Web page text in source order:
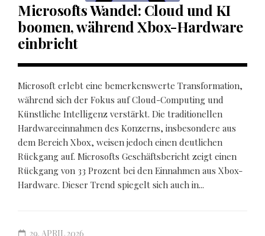
Microsofts Wandel: Cloud und KI
boomen, während Xbox-Hardware
einbricht
Microsoft erlebt eine bemerkenswerte Transformation,
während sich der Fokus auf Cloud-Computing und
Künstliche Intelligenz verstärkt. Die traditionellen
Hardwareeinnahmen des Konzerns, insbesondere aus
dem Bereich Xbox, weisen jedoch einen deutlichen
Rückgang auf. Microsofts Geschäftsbericht zeigt einen
Rückgang von 33 Prozent bei den Einnahmen aus Xbox-
Hardware. Dieser Trend spiegelt sich auch in...
29. APRIL 2026